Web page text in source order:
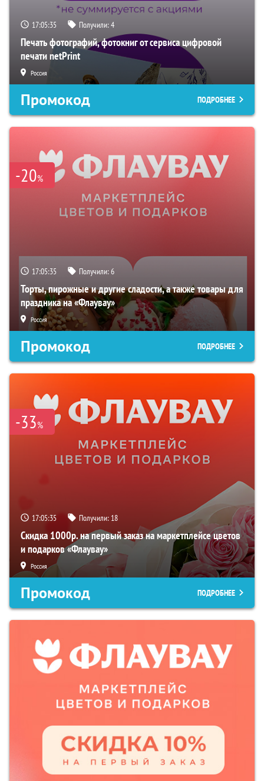
17:05:34 Получили:4
Печать фотографий, фотокниг от сервиса цифровой
печати netPrint
Россия
Промокод ПОДРОБНЕЕ
-20%
17:05:34 Получили:6
Торты, пирожные и другие сладости, а также товары для
праздника на «Флаувау»
Россия
Промокод ПОДРОБНЕЕ
-33%
17:05:34 Получили: 18
Скидка 1000р. на первый заказ на маркетплейсе цветов
и подарков «Флаувау»
Россия
Промокод ПОДРОБНЕЕ